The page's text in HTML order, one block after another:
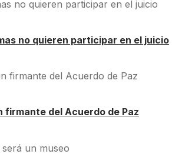
no quieren participar en el juicio
firmante del Acuerdo de Paz